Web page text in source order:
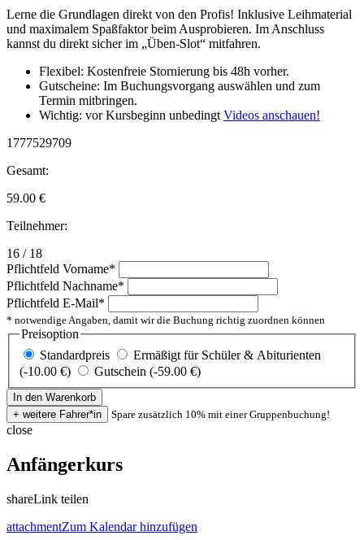
Lerne die Grundlagen direkt von den Profis! Inklusive Leihmaterial
und maximalem Spaßfaktor beim Ausprobieren. Im Anschluss
kannst du direkt sicher im „Üben-Slot“ mitfahren.
Flexibel: Kostenfreie Stornierung bis 48h vorher.
Gutscheine: Im Buchungsvorgang auswählen und zum
Termin mitbringen.
Wichtig: vor Kursbeginn unbedingt Videos anschauen!
1777529709
Gesamt:
59.00 €
Teilnehmer:
16 / 18
Pflichtfeld Vorname*
Pflichtfeld Nachname*
Pflichtfeld E-Mail*
* notwendige Angaben, damit wir die Buchung richtig zuordnen können
Preisoption
Standardpreis
Ermäßigt für Schüler & Abiturienten
(-10.00 €)
Gutschein (-59.00 €)
Spare zusätzlich 10% mit einer Gruppenbuchung!
close
Anfängerkurs
shareLink teilen
attachmentZum Kalendar hinzufügen